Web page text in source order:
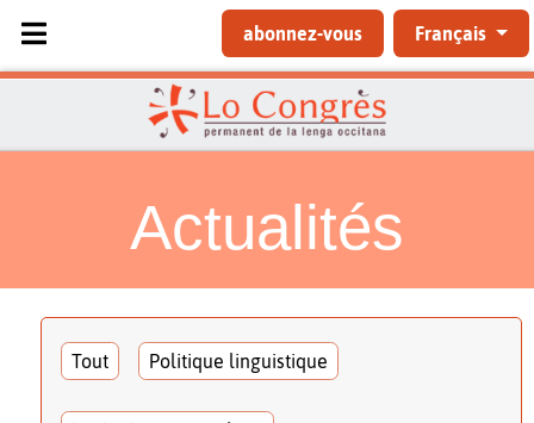
Sélectionnez votre langue
abonnez-vous Français
Actualités
Tout Politique linguistique